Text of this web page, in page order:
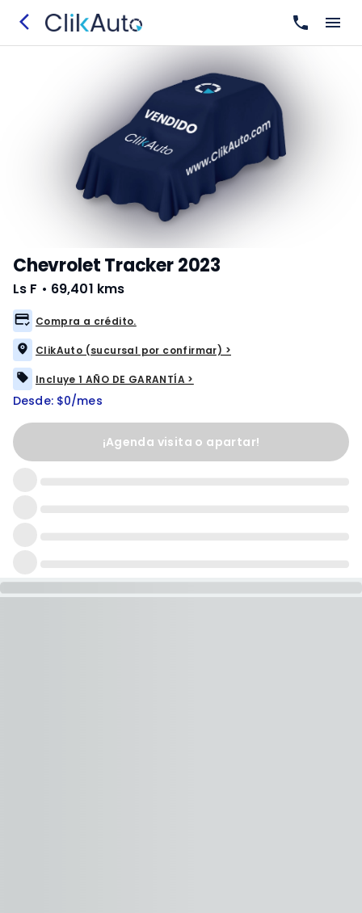
Chevrolet Tracker 2023
Ls F • 69,401 kms
Compra a crédito.
ClikAuto (sucursal por confirmar) >
Incluye 1 AÑO DE GARANTÍA >
Desde: $0/mes
¡Agenda visita o apartar!